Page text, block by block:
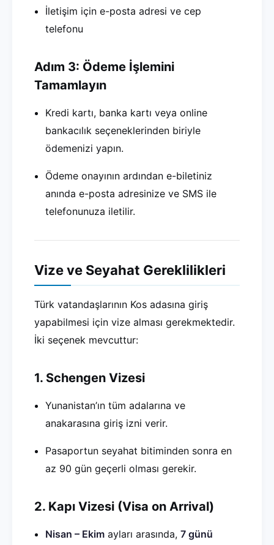
İletişim için e-posta adresi ve cep
telefonu
Adım 3: Ödeme İşlemini
Tamamlayın
Kredi kartı, banka kartı veya online
bankacılık seçeneklerinden biriyle
ödemenizi yapın.
Ödeme onayının ardından e-biletiniz
anında e-posta adresinize ve SMS ile
telefonunuza iletilir.
Vize ve Seyahat Gereklilikleri
Türk vatandaşlarının Kos adasına giriş
yapabilmesi için vize alması gerekmektedir.
İki seçenek mevcuttur:
1. Schengen Vizesi
Yunanistan’ın tüm adalarına ve
anakarasına giriş izni verir.
Pasaportun seyahat bitiminden sonra en
az 90 gün geçerli olması gerekir.
2. Kapı Vizesi (Visa on Arrival)
Nisan – Ekim ayları arasında, 7 günü